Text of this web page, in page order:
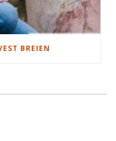
BREIEN